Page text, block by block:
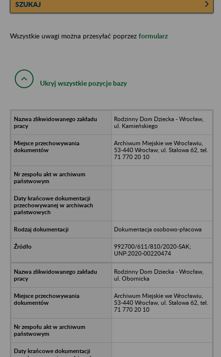
SZUKAJ
Wszystkie uwagi można przesyłać poprzez formularz
Ukryj wszystkie pozycje bazy
Rodzinny Dom Dziecka - Wrocław,
ul. Kamieńskiego
Archiwum Miejskie we Wrocławiu,
53-440 Wrocław, ul. Stalowa 62, tel.
71 770 20 10
Dokumentacja osobowo-płacowa
992700/611/810/2020-SAK;
UNP:2020-00220474
Rodzinny Dom Dziecka - Wrocław,
ul. Obornicka
Archiwum Miejskie we Wrocławiu,
53-440 Wrocław, ul. Stalowa 62, tel.
71 770 20 10